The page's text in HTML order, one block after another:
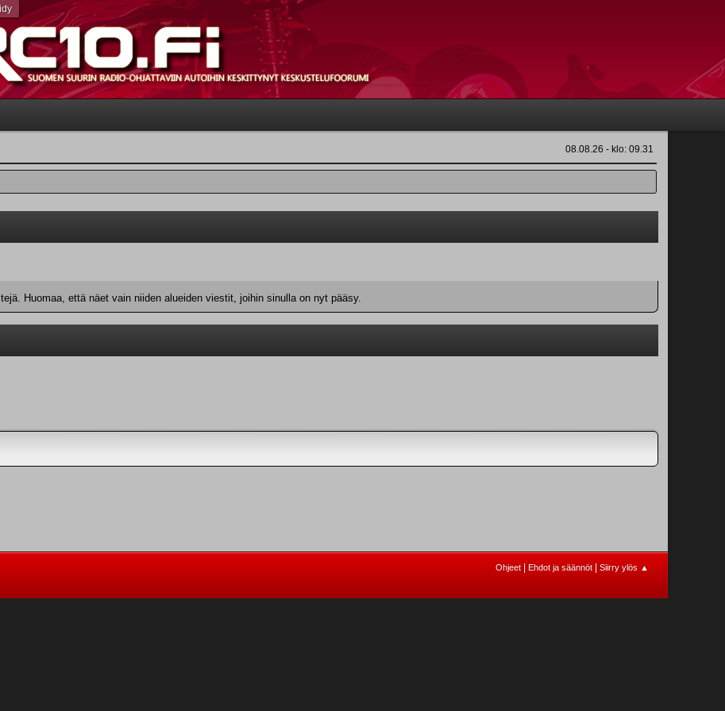
08.08.26 - klo: 09.31
Huomaa, että näet vain niiden alueiden viestit, joihin sinulla on nyt pääsy.
Ohjeet Ehdot ja säännöt Siirry ylös ▲